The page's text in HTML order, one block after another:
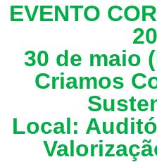
EVENTO
30 de maio
Criamos
Local: